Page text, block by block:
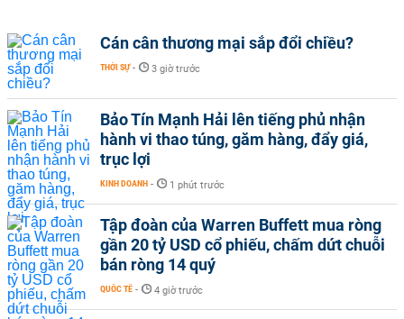
Cán cân thương mại sắp đổi chiều?
THỜI SỰ - 3 giờ trước
Bảo Tín Mạnh Hải lên tiếng phủ nhận
hành vi thao túng, găm hàng, đẩy giá,
trục lợi
KINH DOANH - 1 phút trước
Tập đoàn của Warren Buffett mua ròng
gần 20 tỷ USD cổ phiếu, chấm dứt chuỗi
bán ròng 14 quý
QUỐC TẾ - 4 giờ trước